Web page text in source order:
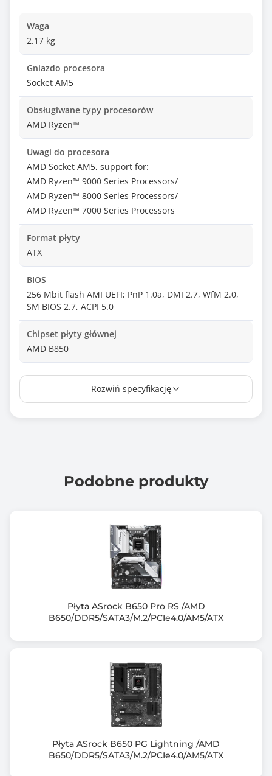
Waga
2.17 kg
Gniazdo procesora
Socket AM5
Obsługiwane typy procesorów
AMD Ryzen™
Uwagi do procesora
AMD Socket AM5, support for:
AMD Ryzen™ 9000 Series Processors/
AMD Ryzen™ 8000 Series Processors/
AMD Ryzen™ 7000 Series Processors
Format płyty
ATX
BIOS
256 Mbit flash AMI UEFI; PnP 1.0a, DMI 2.7, WfM 2.0,
SM BIOS 2.7, ACPI 5.0
Chipset płyty głównej
AMD B850
Ilość złącz pamięci DDR5
Maksymalna wielkość pamięci
Dual Channel
DDR5-6800 (OC)
DDR5-6666 (OC)
Uwagi do pamięci RAM
Rozwiń specyfikację
Podobne produkty
Płyta ASrock B650 Pro RS /AMD
B650/DDR5/SATA3/M.2/PCIe4.0/AM5/ATX
Płyta ASrock B650 PG Lightning /AMD
B650/DDR5/SATA3/M.2/PCIe4.0/AM5/ATX